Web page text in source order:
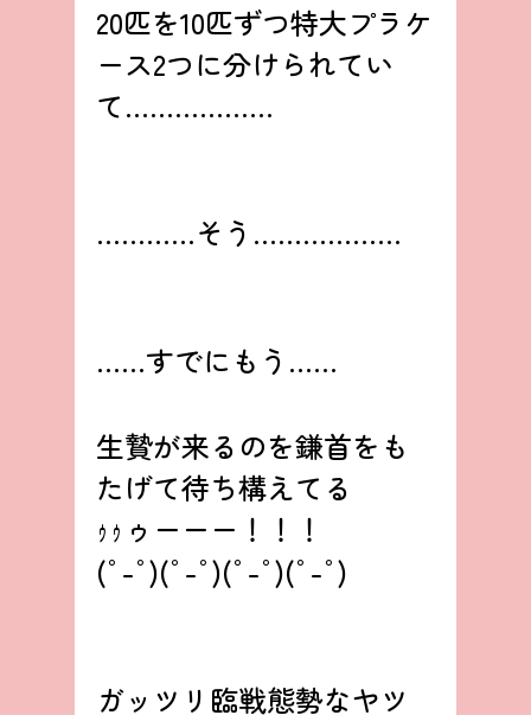
20匹を10匹ずつ特大プラケ
ース2つに分けられてい
て………………
…………そう………………
……すでにもう……
生贄が来るのを鎌首をも
たげて待ち構えてる
ｩｩゥーーー！！！
(ﾟ-ﾟ)(ﾟ-ﾟ)(ﾟ-ﾟ)(ﾟ-ﾟ)
ガッツリ臨戦態勢なヤツ